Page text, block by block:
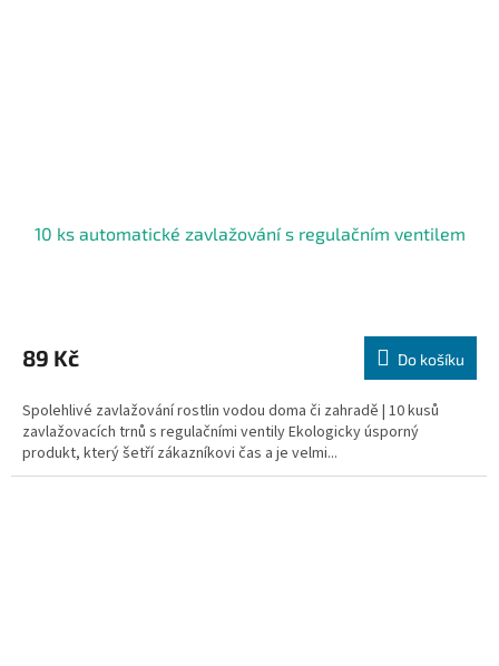
10 ks automatické zavlažování s regulačním ventilem
produktu
je
z
5
hvězdiček.
89 Kč Do košíku
Spolehlivé zavlažování rostlin vodou doma či zahradě | 10 kusů
zavlažovacích trnů s regulačními ventily Ekologicky úsporný
produkt, který šetří zákazníkovi čas a je velmi...